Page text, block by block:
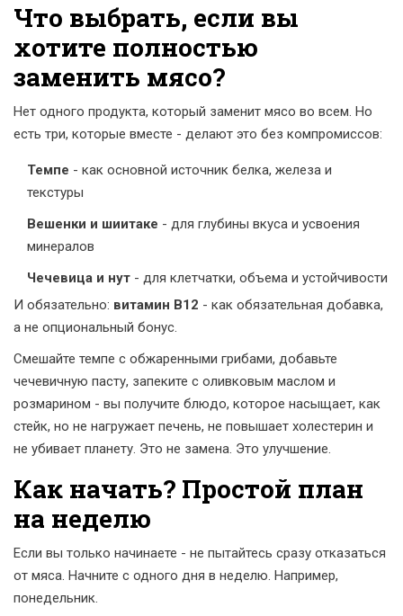
Что выбрать, если вы
хотите полностью
заменить мясо?
Нет одного продукта, который заменит мясо во всем. Но
есть три, которые вместе - делают это без компромиссов:
Темпе - как основной источник белка, железа и
текстуры
Вешенки и шиитаке - для глубины вкуса и усвоения
минералов
Чечевица и нут - для клетчатки, объема и устойчивости
И обязательно: витамин B12 - как обязательная добавка,
а не опциональный бонус.
Смешайте темпе с обжаренными грибами, добавьте
чечевичную пасту, запеките с оливковым маслом и
розмарином - вы получите блюдо, которое насыщает, как
стейк, но не нагружает печень, не повышает холестерин и
не убивает планету. Это не замена. Это улучшение.
Как начать? Простой план
на неделю
Если вы только начинаете - не пытайтесь сразу отказаться
от мяса. Начните с одного дня в неделю. Например,
понедельник.